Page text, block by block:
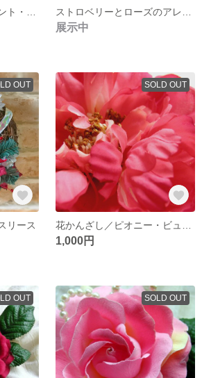
展示中
OUT
リース
SOLD OUT
1,000円
OUT SOLD OUT